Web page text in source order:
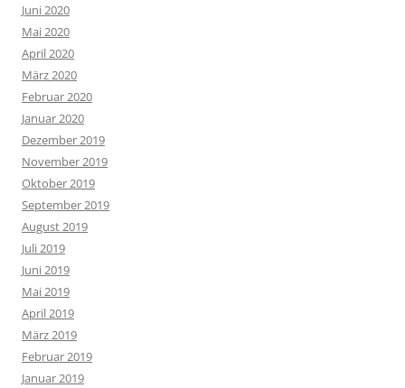
Juni 2020
Mai 2020
April 2020
März 2020
Februar 2020
Januar 2020
Dezember 2019
November 2019
Oktober 2019
September 2019
August 2019
Juli 2019
Juni 2019
Mai 2019
April 2019
März 2019
Februar 2019
Januar 2019